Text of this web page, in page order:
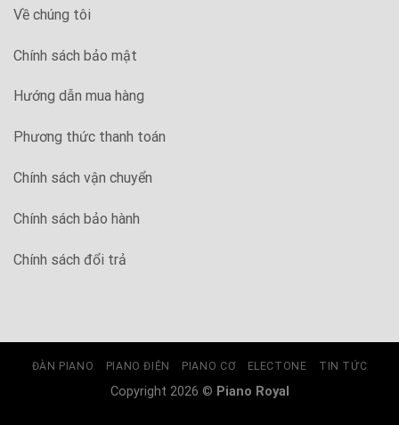
Về chúng tôi
Chính sách bảo mật
Hướng dẫn mua hàng
Phương thức thanh toán
Chính sách vận chuyển
Chính sách bảo hành
Chính sách đổi trả
ĐÀN PIANO PIANO ĐIỆN PIANO CƠ ELECTONE TIN TỨC
Copyright 2026 © Piano Royal